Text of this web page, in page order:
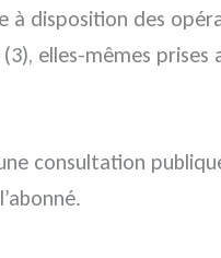
à disposition des
elles-mêmes prises
consultation